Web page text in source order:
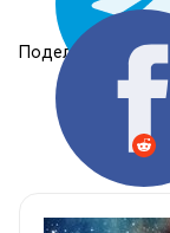
Поделиться: